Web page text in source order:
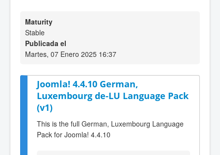
Maturity
Stable
Publicada el
Martes, 07 Enero 2025 16:37
Joomla! 4.4.10 German,
Luxembourg de-LU Language Pack
(v1)
This is the full German, Luxembourg Language
Pack for Joomla! 4.4.10